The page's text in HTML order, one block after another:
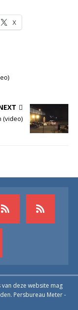
X
(video)
deze website mag
Persbureau Meter -